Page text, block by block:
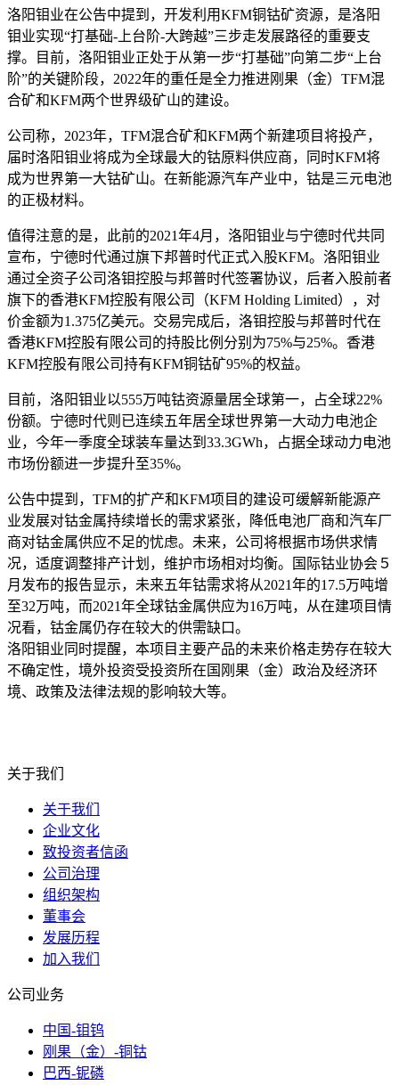
洛阳钼业在公告中提到，开发利用KFM铜钴矿资源，是洛阳
钼业实现“打基础-上台阶-大跨越”三步走发展路径的重要支
撑。目前，洛阳钼业正处于从第一步“打基础”向第二步“上台
阶”的关键阶段，2022年的重任是全力推进刚果（金）TFM混
合矿和KFM两个世界级矿山的建设。
公司称，2023年，TFM混合矿和KFM两个新建项目将投产，
届时洛阳钼业将成为全球最大的钴原料供应商，同时KFM将
成为世界第一大钴矿山。在新能源汽车产业中，钴是三元电池
的正极材料。
值得注意的是，此前的2021年4月，洛阳钼业与宁德时代共同
宣布，宁德时代通过旗下邦普时代正式入股KFM。洛阳钼业
通过全资子公司洛钼控股与邦普时代签署协议，后者入股前者
旗下的香港KFM控股有限公司（KFM Holding Limited），对
价金额为1.375亿美元。交易完成后，洛钼控股与邦普时代在
香港KFM控股有限公司的持股比例分别为75%与25%。香港
KFM控股有限公司持有KFM铜钴矿95%的权益。
目前，洛阳钼业以555万吨钴资源量居全球第一，占全球22%
份额。宁德时代则已连续五年居全球世界第一大动力电池企
业，今年一季度全球装车量达到33.3GWh，占据全球动力电池
市场份额进一步提升至35%。
公告中提到，TFM的扩产和KFM项目的建设可缓解新能源产
业发展对钴金属持续增长的需求紧张，降低电池厂商和汽车厂
商对钴金属供应不足的忧虑。未来，公司将根据市场供求情
况，适度调整排产计划，维护市场相对均衡。国际钴业协会５
月发布的报告显示，未来五年钴需求将从2021年的17.5万吨增
至32万吨，而2021年全球钴金属供应为16万吨，从在建项目情
况看，钴金属仍存在较大的供需缺口。
洛阳钼业同时提醒，本项目主要产品的未来价格走势存在较大
不确定性，境外投资受投资所在国刚果（金）政治及经济环
境、政策及法律法规的影响较大等。
关于我们
关于我们
企业文化
致投资者信函
公司治理
组织架构
董事会
发展历程
加入我们
公司业务
中国-钼钨
刚果（金）-铜钴
巴西-铌磷